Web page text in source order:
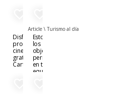
Disfruta de
proyección
cinematográficas
gratis en
Cartagena
Article \ Turismo al día
Estos son
los
objetos
permitidos
en tu
equipaje